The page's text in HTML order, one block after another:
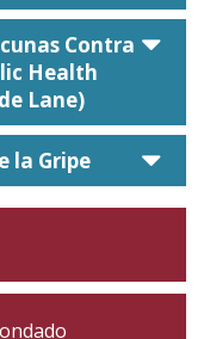
Contra
Health
Lane)
la Gripe